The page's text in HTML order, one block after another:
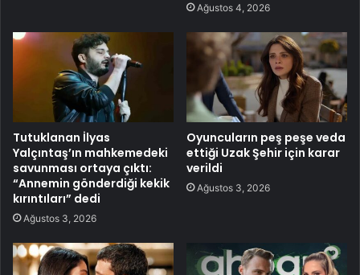
Ağustos 4, 2026
Tutuklanan İlyas
Yalçıntaş’ın mahkemedeki
savunması ortaya çıktı:
“Annemin gönderdiği kekik
kırıntıları” dedi
Ağustos 3, 2026
Oyuncuların peş peşe veda
ettiği Uzak Şehir için karar
verildi
Ağustos 3, 2026